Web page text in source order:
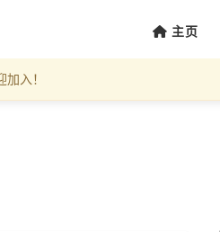
主页
入！